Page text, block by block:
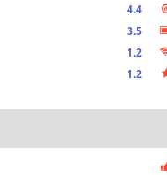
4.4
3.5
1.2
1.2